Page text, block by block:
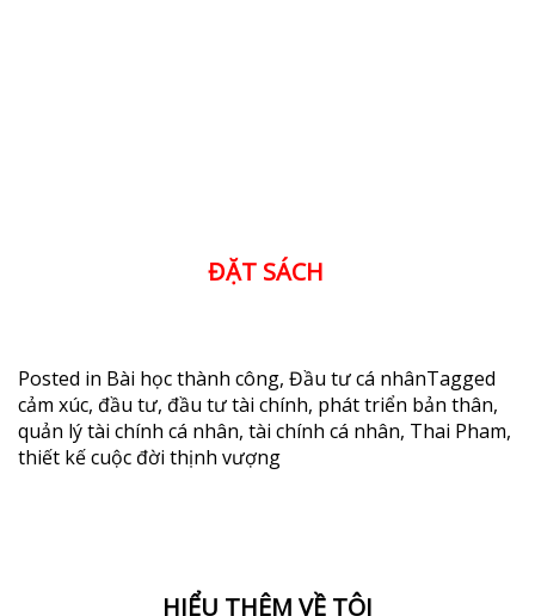
ĐẶT SÁCH
Posted in Bài học thành công, Đầu tư cá nhânTagged
cảm xúc, đầu tư, đầu tư tài chính, phát triển bản thân,
quản lý tài chính cá nhân, tài chính cá nhân, Thai Pham,
thiết kế cuộc đời thịnh vượng
HIỂU THÊM VỀ TÔI